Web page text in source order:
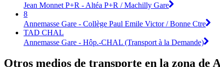
Jean Monnet P+R - Altéa P+R / Machilly Gare
8
Annemasse Gare - Collège Paul Emile Victor / Bonne Ctre
TAD CHAL
Annemasse Gare - Hôp.-CHAL (Transport à la Demande)
Otros medios de transporte en la zona de